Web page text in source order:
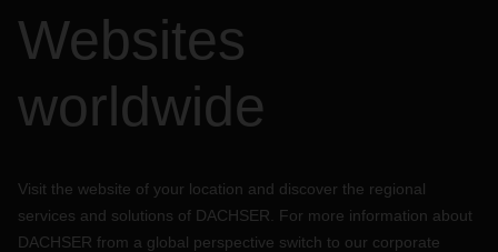
Websites
worldwide
Visit the website of your location and discover the regional
services and solutions of DACHSER. For more information about
DACHSER from a global perspective switch to our corporate